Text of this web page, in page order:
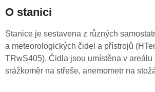
O stanici
Stanice je sestavena z různých
a meteorologických čidel a přístrojů
TRwS405). Čidla jsou umístěna v areálu
srážkoměr na střeše, anemometr na